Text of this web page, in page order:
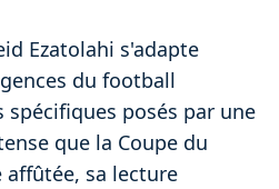
Ezatolahi s'adapte
du football
posés par une
que la Coupe du
affûtée, sa lecture